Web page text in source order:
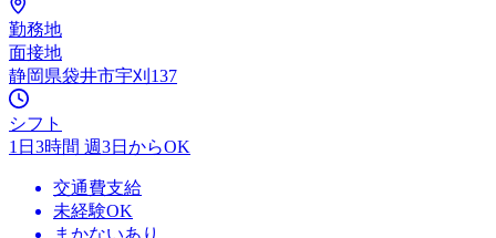
勤務地
面接地
静岡県袋井市宇刈137
シフト
1日3時間 週3日からOK
交通費支給
未経験OK
まかないあり